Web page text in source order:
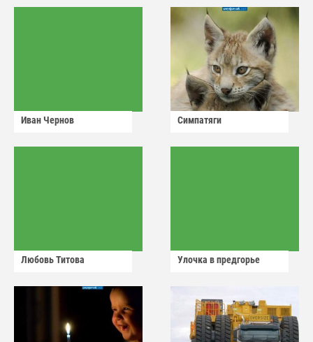
Иван Чернов Симпатяги
Любовь Титова Улочка в предгорье